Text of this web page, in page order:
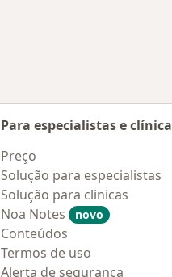
Para especialistas e
Preço
Solução para especialistas
Solução para clinicas
Noa Notes
novo
Conteúdos
Termos de uso
Alerta de segurança